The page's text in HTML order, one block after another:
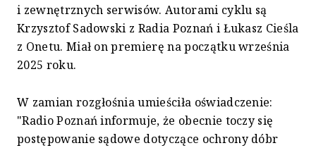
i zewnętrznych serwisów. Autorami cyklu są
Krzysztof Sadowski z Radia Poznań i Łukasz Cieśla
z Onetu. Miał on premierę na początku września
2025 roku.
W zamian rozgłośnia umieściła oświadczenie:
"Radio Poznań informuje, że obecnie toczy się
postępowanie sądowe dotyczące ochrony dóbr